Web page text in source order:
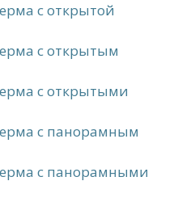
с открытой
с открытым
с открытыми
с панорамным
с панорамными